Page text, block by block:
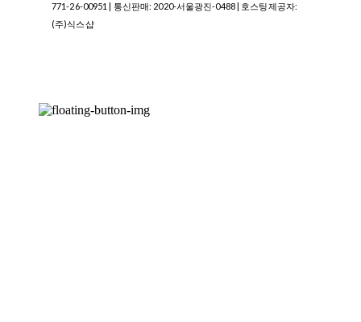
771-26-00951
| 통신판매: 2020-서울광진-0488| 호스팅제공자:
(주)식스샵